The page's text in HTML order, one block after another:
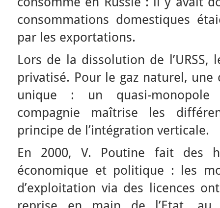
consommations domestiques
par les exportations.
Lors de la dissolution de
privatisé. Pour le gaz naturel, une
unique : un quasi-monopole
compagnie maîtrise les
principe de l’intégration verticale.
En 2000, V. Poutine fait des
économique et politique : les
d’exploitation via des licences